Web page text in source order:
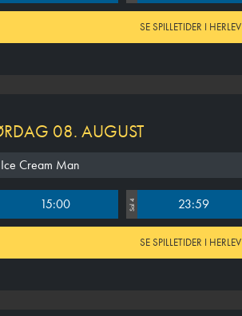
SE SPILLETIDER I HERLEV
08. AUGUST
Ice Cream Man
15:00 Sal 4 23:59
SE SPILLETIDER I HERLEV